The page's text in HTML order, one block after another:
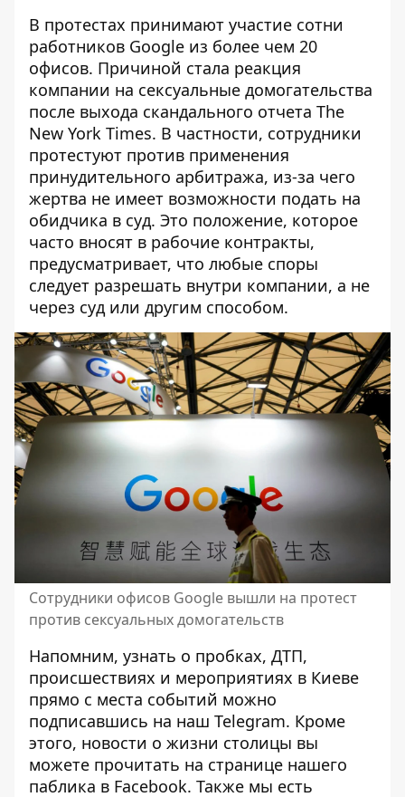
В протестах принимают участие сотни
работников Google из более чем 20
офисов. Причиной стала реакция
компании на сексуальные домогательства
после выхода скандального отчета The
New York Times. В частности, сотрудники
протестуют против применения
принудительного арбитража, из-за чего
жертва не имеет возможности подать на
обидчика в суд. Это положение, которое
часто вносят в рабочие контракты,
предусматривает, что любые споры
следует разрешать внутри компании, а не
через суд или другим способом.
Сотрудники офисов Google вышли на протест
против сексуальных домогательств
Напомним, узнать о пробках, ДТП,
происшествиях и мероприятиях в Киеве
прямо с места событий можно
подписавшись на наш Telegram. Кроме
этого, новости о жизни столицы вы
можете прочитать на странице нашего
паблика в Facebook. Также мы есть